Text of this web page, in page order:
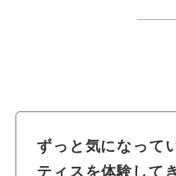
ずっと気になって
ティスを体験して